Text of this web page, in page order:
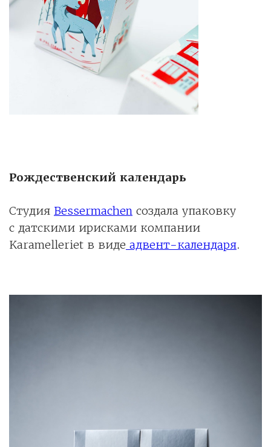
Рождественский календарь
Студия Bessermachen создала упаковку
с датскими ирисками компании
Karamelleriet в виде адвент-календаря.